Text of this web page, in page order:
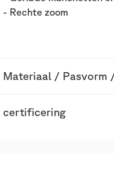
- Rechte zoom
Materiaal / Pasvorm
certificering